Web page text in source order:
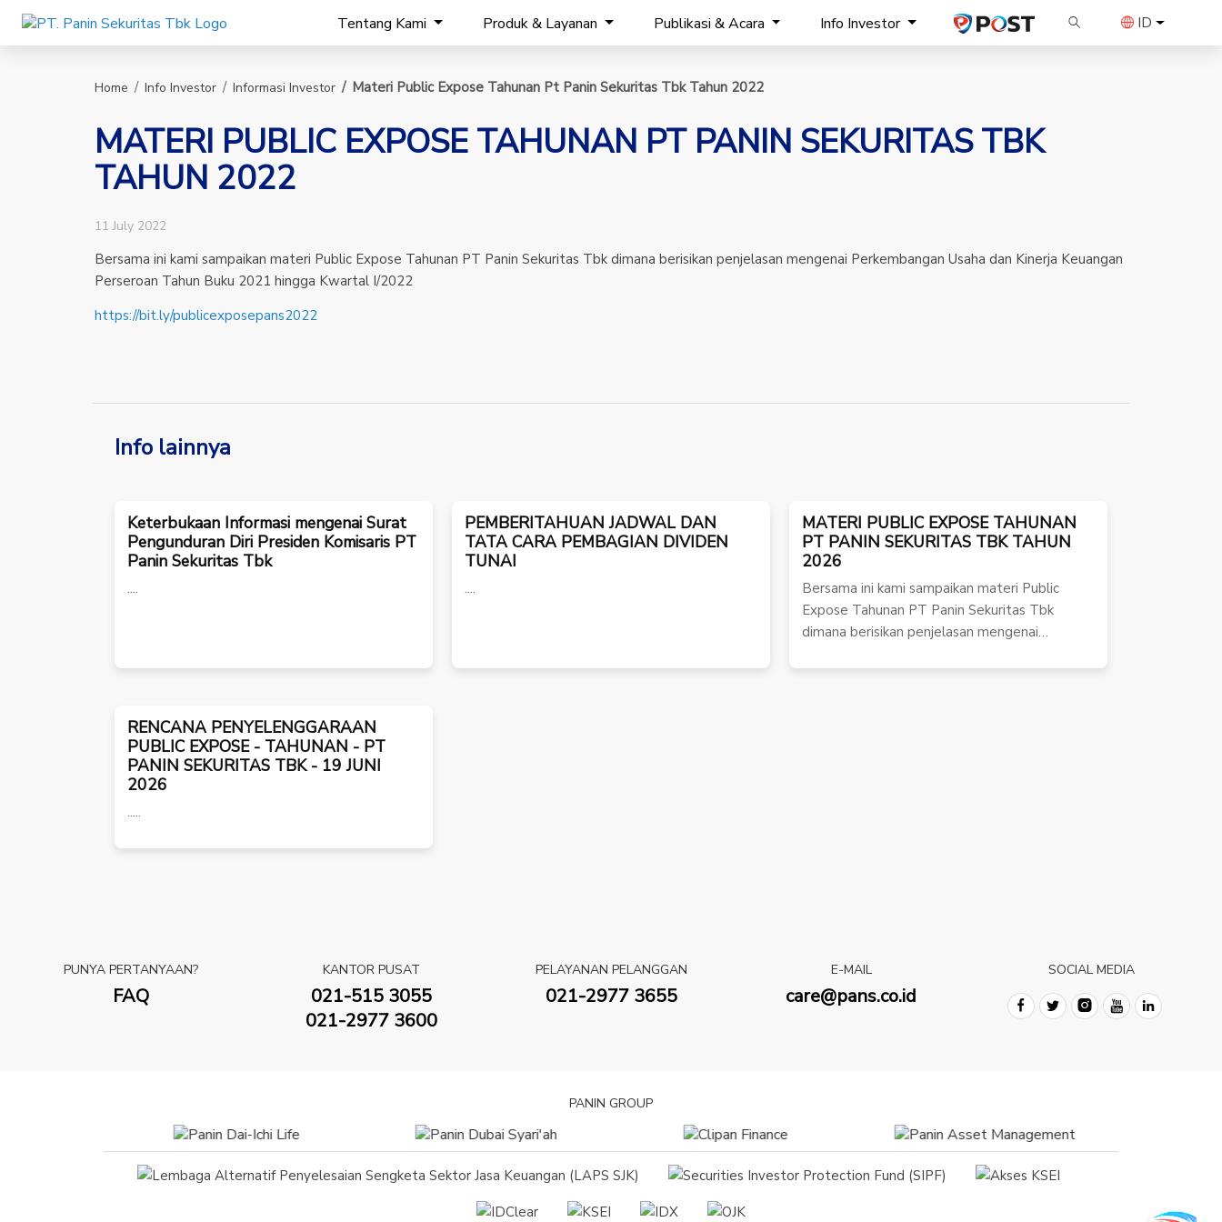
Panin Sekuritas
Tentang Kami Produk & Layanan Publikasi & Acara Info Investor ID
Home Info Investor Informasi Investor Materi Public Expose Tahunan Pt Panin Sekuritas Tbk Tahun 2022
MATERI PUBLIC EXPOSE TAHUNAN PT PANIN SEKURITAS TBK
TAHUN 2022
11 July 2022
Bersama ini kami sampaikan materi Public Expose Tahunan PT Panin Sekuritas Tbk dimana berisikan penjelasan mengenai Perkembangan Usaha dan Kinerja Keuangan
Perseroan Tahun Buku 2021 hingga Kwartal I/2022
https://bit.ly/publicexposepans2022
Info lainnya
Keterbukaan Informasi mengenai Surat
Pengunduran Diri Presiden Komisaris PT
Panin Sekuritas Tbk
....
PEMBERITAHUAN JADWAL DAN
TATA CARA PEMBAGIAN DIVIDEN
TUNAI
....
MATERI PUBLIC EXPOSE TAHUNAN
PT PANIN SEKURITAS TBK TAHUN
2026
Bersama ini kami sampaikan materi Public
Expose Tahunan PT Panin Sekuritas Tbk
dimana berisikan penjelasan mengenai…
RENCANA PENYELENGGARAAN
PUBLIC EXPOSE - TAHUNAN - PT
PANIN SEKURITAS TBK - 19 JUNI
2026
.....
PUNYA PERTANYAAN?
FAQ
KANTOR PUSAT
021-515 3055
021-2977 3600
PELAYANAN PELANGGAN
021-2977 3655
E-MAIL
care@pans.co.id
SOCIAL MEDIA
PANIN GROUP